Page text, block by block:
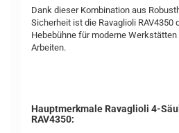
Dank dieser Kombination aus
Sicherheit ist die Ravaglioli RAV4350
Hebebühne für moderne
Arbeiten.
Hauptmerkmale Ravaglioli 4-
RAV4350: